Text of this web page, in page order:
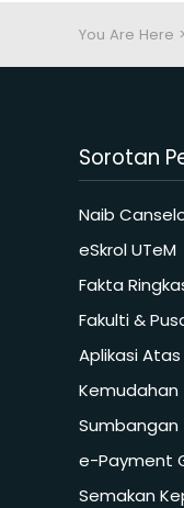
You Are Here
Sorotan
Naib
eSkrol UTeM
Fakta
Fakulti &
Aplikasi
Kemudahan
Sumbangan
e-Payment
Semakan